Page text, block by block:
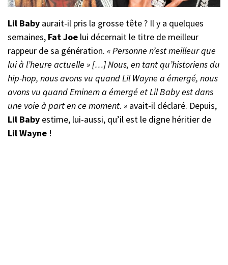
Lil Baby aurait-il pris la grosse tête ? Il y a quelques
semaines, Fat Joe lui décernait le titre de meilleur
rappeur de sa génération. « Personne n’est meilleur que
lui à l’heure actuelle » […] Nous, en tant qu’historiens du
hip-hop, nous avons vu quand Lil Wayne a émergé, nous
avons vu quand Eminem a émergé et Lil Baby est dans
une voie à part en ce moment. » avait-il déclaré. Depuis,
Lil Baby estime, lui-aussi, qu’il est le digne héritier de
Lil Wayne !